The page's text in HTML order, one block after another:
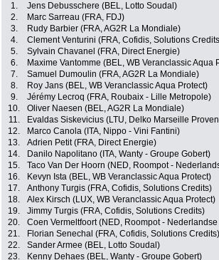
1. Jens Debusschere (BEL, Lotto Soudal)
2.
Marc Sarreau (FRA, FDJ)
3.
Rudy Barbier (FRA, AG2R La Mondiale)
4.
Clement Venturini (FRA, Cofidis, Solutions
5.
Sylvain Chavanel (FRA, Direct Energie)
6.
Maxime Vantomme (BEL, WB Veranclassic Aqua
7.
Samuel Dumoulin (FRA, AG2R La Mondiale)
8.
Roy Jans (BEL, WB Veranclassic Aqua Protect)
9.
Jérémy Lecroq (FRA, Roubaix - Lille Metropole)
10.
Oliver Naesen (BEL, AG2R La Mondiale)
11.
Evaldas Siskevicius (LTU, Delko Marseille
12.
Marco Canola (ITA, Nippo - Vini Fantini)
13.
Adrien Petit (FRA, Direct Energie)
14.
Danilo Napolitano (ITA, Wanty - Groupe Gobert)
15.
Taco Van Der Hoorn (NED, Roompot -
16.
Kevyn Ista (BEL, WB Veranclassic Aqua Protect)
17.
Anthony Turgis (FRA, Cofidis, Solutions Credits)
18.
Alex Kirsch (LUX, WB Veranclassic Aqua Protect)
19.
Jimmy Turgis (FRA, Cofidis, Solutions Credits)
20.
Coen Vermeltfoort (NED, Roompot -
21.
Florian Senechal (FRA, Cofidis, Solutions Credits)
22.
Sander Armee (BEL, Lotto Soudal)
23.
Kenny Dehaes (BEL, Wanty - Groupe Gobert)